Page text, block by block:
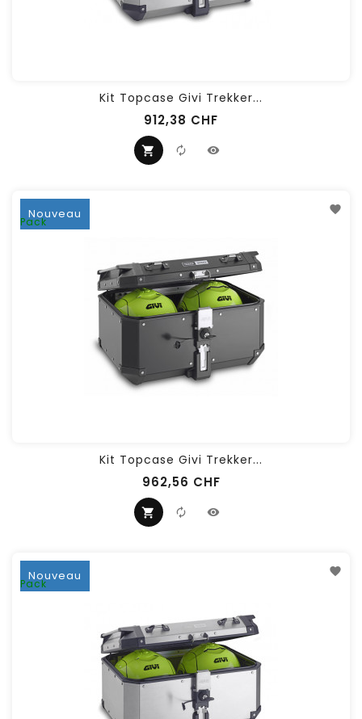
Kit Topcase Givi Trekker...
912,38 CHF
Nouveau
Pack
Kit Topcase Givi Trekker...
962,56 CHF
Nouveau
Pack